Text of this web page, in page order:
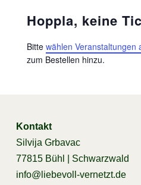
Hoppla, keine
Bitte wählen Veranstaltungen
zum Bestellen hinzu.
Kontakt
Silvija Grbavac
77815 Bühl | Schwarzwald
info@liebevoll-vernetzt.de